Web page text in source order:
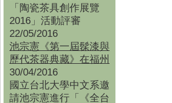
「陶瓷茶具創作展覽
2016」活動評審
22/05/2016
池宗憲《第一屆髹漆與
歷代茶器典藏》在福州
30/04/2016
國立台北大學中文系邀
請池宗憲進行「《全台